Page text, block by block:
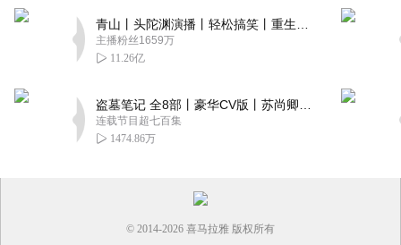
主播粉丝1659万
11.26亿
连载节目超七百集
1474.86万
© 2014-2026 喜马拉雅 版权所有